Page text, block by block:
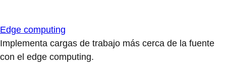
Edge computing
Implementa cargas de trabajo más cerca de la fuente
con el edge computing.